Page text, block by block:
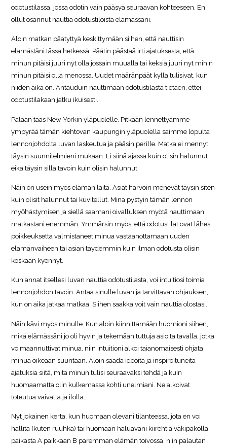
odotustilassa, jossa odotin vain pääsyä seuraavan kohteeseen. En
ollut osannut nauttia odotustiloista elämässäni.
Aloin matkan päätyttyä keskittymään siihen, että nauttisin
elämästäni tässä hetkessä. Päätin päästää irti ajatuksesta, että
minun pitäisi juuri nyt olla jossain muualla tai keksiä juuri nyt mihin
minun pitäisi olla menossa. Uudet määränpäät kyllä tulisivat, kun
niiden aika on. Antauduin nauttimaan odotustilasta tietäen, ettei
odotustilakaan jatku ikuisesti.
Palaan taas New Yorkin yläpuolelle. Pitkään lennettyämme
ympyrää tämän kiehtovan kaupungin yläpuolella saimme lopulta
lennonjohdolta luvan laskeutua ja pääsin perille. Matka ei mennyt
täysin suunnitelmieni mukaan. Ei siinä ajassa kuin olisin halunnut
eikä täysin sillä tavoin kuin olisin halunnut.
Näin on usein myös elämän laita. Asiat harvoin menevät täysin siten
kuin olisit halunnut tai kuvitellut. Minä pystyin tämän lennon
myöhästymisen ja siellä saamani oivalluksen myötä nauttimaan
matkastani enemmän. Ymmärsin myös, että odotustilat ovat lähes
poikkeuksetta valmistaneet minua vastaanottamaan uuden
elämänvaiheen tai asian täydemmin kuin ilman odotusta olisin
koskaan kyennyt.
Kun annat itsellesi luvan nauttia odotustilasta, voi intuitiosi toimia
lennonjohdon tavoin. Antaa sinulle luvan ja tarvittavan ohjauksen,
kun on aika jatkaa matkaa. Siihen saakka voit vain nauttia olostasi.
Näin kävi myös minulle. Kun aloin kiinnittämään huomioni siihen,
mikä elämässäni jo oli hyvin ja tekemään tuttuja asioita tavalla, jotka
voimaannuttivat minua, niin intuitioni alkoi taianomaisesti ohjata
minua oikeaan suuntaan. Aloin saada ideoita ja inspiroituneita
ajatuksia siitä, mitä minun tulisi seuraavaksi tehdä ja kuin
huomaamatta olin kulkemassa kohti unelmiani. Ne alkoivat
toteutua vaivatta ja ilolla.
Nyt jokainen kerta, kun huomaan olevani tilanteessa, jota en voi
hallita (kuten ruuhka) tai huomaan haluavani kiirehtiä väkipakolla
paikasta A paikkaan B paremman elämän toivossa, niin palautan